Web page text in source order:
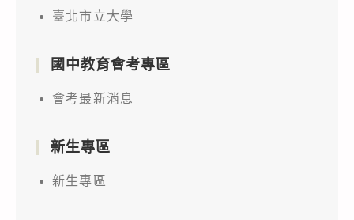
臺北市立大學
國中教育會考專區
會考最新消息
新生專區
新生專區